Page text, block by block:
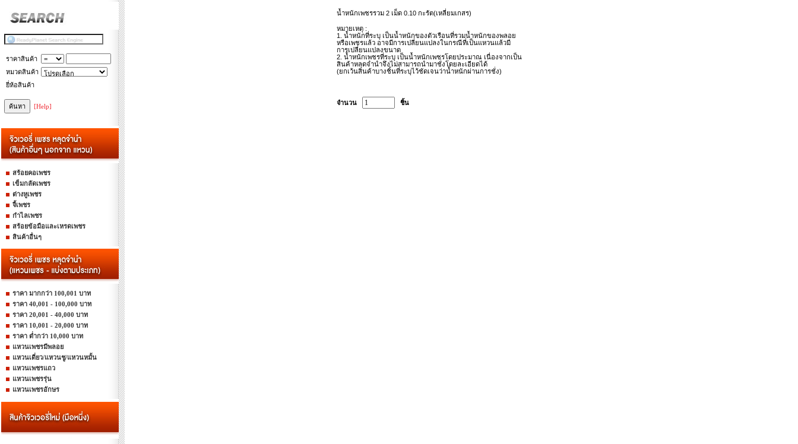
ราคาสินค้า
หมวดสินค้า
ยี่ห้อสินค้า
[Help]
สร้อยคอเพชร
เข็มกลัดเพชร
ต่างหูเพชร
จี้เพชร
กำไลเพชร
สร้อยข้อมือและเหรดเพชร
สินค้าอื่นๆ
ราคา มากกว่า 100,001 บาท
ราคา 40,001 - 100,000 บาท
ราคา 20,001 - 40,000 บาท
ราคา 10,001 - 20,000 บาท
ราคา ต่ำกว่า 10,000 บาท
แหวนเพชรมีพลอย
แหวนเดี่ยว/แหวนชู/แหวนหมั้น
แหวนเพชรแถว
แหวนเพชรรุ่น
แหวนเพชรอักษร
น้ำหนักเพชรรวม 2 เม็ด 0.10 กะรัต(เหลี่ยมเกสร)
หมายเหตุ :
1. น้ำหนักที่ระบุ เป็นน้ำหนักของตัวเรือนที่รวมน้ำหนักของพลอย
หรือเพชรแล้ว อาจมีการเปลี่ยนแปลงในกรณีที่เป็นแหวนแล้วมี
การเปลี่ยนแปลงขนาด
2. น้ำหนักเพชรที่ระบุ เป็นน้ำหนักเพชรโดยประมาณ เนื่องจากเป็น
สินค้าหลุดจำนำจึงไม่สามารถนำมาชั่งโดยละเอียดได้
(ยกเว้นสินค้าบางชิ้นที่ระบุไว้ชัดเจนว่าน้ำหนักผ่านการชั่ง)
จำนวน ชิ้น